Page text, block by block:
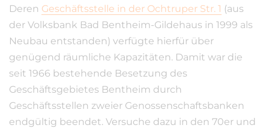
Deren Geschäftsstelle in der Ochtruper Str. 1 (aus
der Volksbank Bad Bentheim-Gildehaus in 1999 als
Neubau entstanden) verfügte hierfür über
genügend räumliche Kapazitäten. Damit war die
seit 1966 bestehende Besetzung des
Geschäftsgebietes Bentheim durch
Geschäftsstellen zweier Genossenschaftsbanken
endgültig beendet. Versuche dazu in den 70er und